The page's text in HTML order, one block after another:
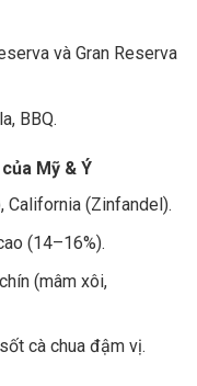
và Gran Reserva
BBQ.
Mỹ & Ý
California (Zinfandel).
(14–16%).
(mâm xôi,
cà chua đậm vị.